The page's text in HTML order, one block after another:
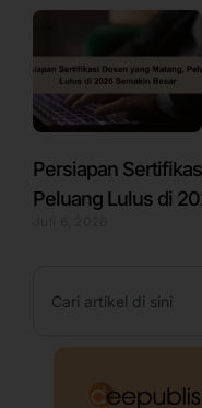
Persiapan
Peluang Lulus di